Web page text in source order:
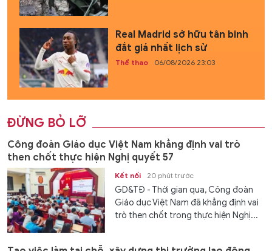
Real Madrid sở hữu tân binh
đắt giá nhất lịch sử
Thể thao 06/08/2026 23:03
ĐỪNG BỎ LỠ
Công đoàn Giáo dục Việt Nam khẳng định vai trò
then chốt thực hiện Nghị quyết 57
Kết nối 20 phút trước
GD&TĐ - Thời gian qua, Công đoàn
Giáo dục Việt Nam đã khẳng định vai
trò then chốt trong thực hiện Nghị...